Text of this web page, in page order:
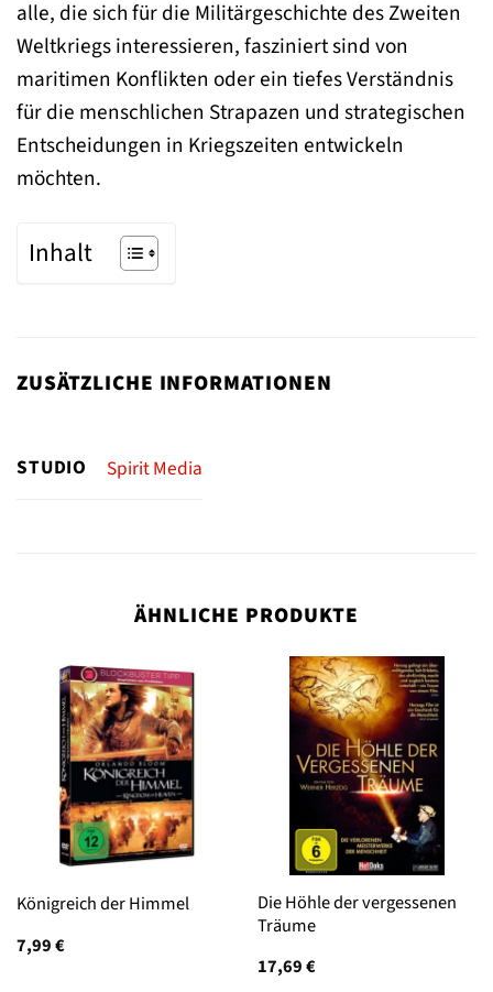
alle, die sich für die Militärgeschichte des Zweiten
Weltkriegs interessieren, fasziniert sind von
maritimen Konflikten oder ein tiefes Verständnis
für die menschlichen Strapazen und strategischen
Entscheidungen in Kriegszeiten entwickeln
möchten.
Inhalt
ZUSÄTZLICHE INFORMATIONEN
STUDIO Spirit Media
ÄHNLICHE PRODUKTE
Königreich der Himmel
7,99€
Die Höhle der vergessenen
Träume
17,69€